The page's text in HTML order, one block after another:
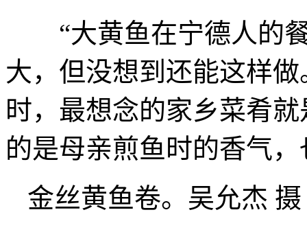
“大黄鱼在宁德人的餐
大，但没想到还能这样
时，最想念的家乡菜肴
的是母亲煎鱼时的香气
金丝黄鱼卷。吴允杰 摄